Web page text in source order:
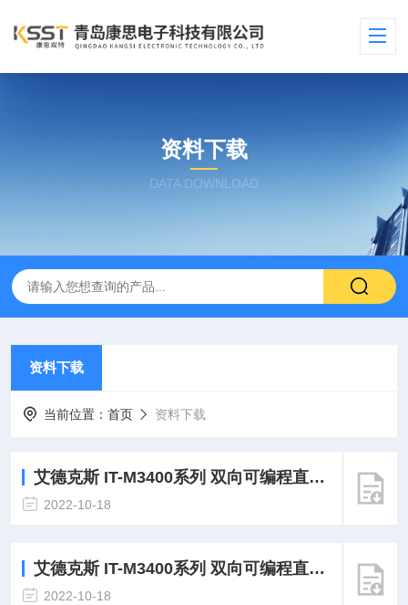
资料下载
DATA DOWNLOAD
资料下载
当前位置： 首页 资料下载
艾德克斯 IT-M3400系列 双向可编程直流电源-通讯协议
2022-10-18
艾德克斯 IT-M3400系列 双向可编程直流电源-使用说明
2022-10-18